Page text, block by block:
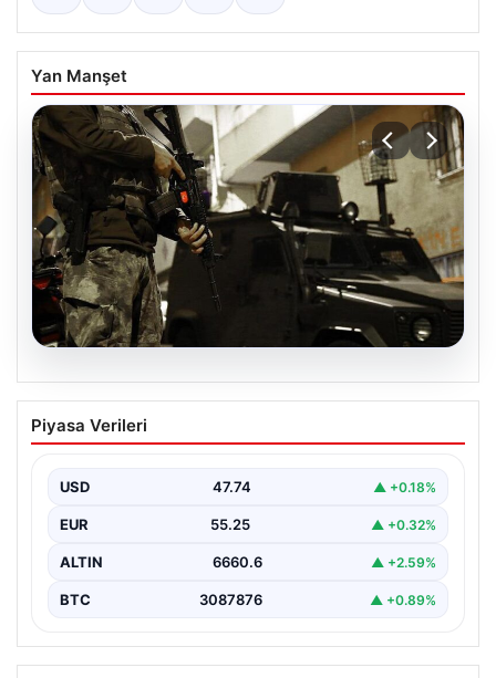
Yan Manşet
07.08.2026
DAEŞ’e Yönelik 30 İlde Eş Zamanlı
Operasyon Yapıldı
bir operasyon düzenlendi. İçişleri Bakanlığı’nın
koordinasyonunda…
Piyasa Verileri
USD 47.74 ▲ +0.18%
EUR 55.25 ▲ +0.32%
ALTIN 6660.6 ▲ +2.59%
BTC 3087876 ▲ +0.89%